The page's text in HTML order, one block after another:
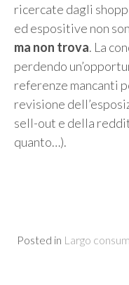
ricercate dagli
ed espositive non
ma non trova. La
perdendo
referenze mancanti
revisione
sell-out e della
quanto…).
Posted in Largo